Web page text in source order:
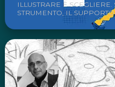
ILLUSTRARE È
STRUMENTO, IL